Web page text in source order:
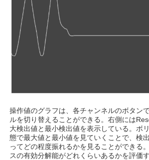
操作値のグラフは、各チャンネルのボタン
ルを切り替えることができる。右側には
大検出値と最小検出値を表示している。ボ
態で最大値と最小値を見ていくことで、検
ってどの程度振れるかを見ることができる
スの有効分解能がどれくらいあるかを評価す